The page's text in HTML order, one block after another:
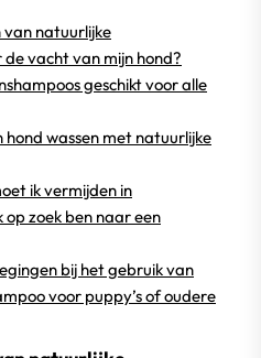
van natuurlijke
vacht van mijn hond?
geschikt voor alle
hond wassen met natuurlijke
ik vermijden in
op zoek ben naar een
bij het gebruik van
voor puppy’s of oudere